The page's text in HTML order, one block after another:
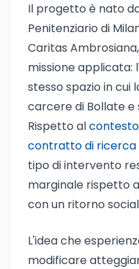
Il progetto è nato
Penitenziario di
Caritas
missione applicata:
stesso spazio in cui
carcere di Bollate e
Rispetto al
contratto di ricerca
tipo di intervento
marginale rispetto
con un ritorno
L'idea che
modificare